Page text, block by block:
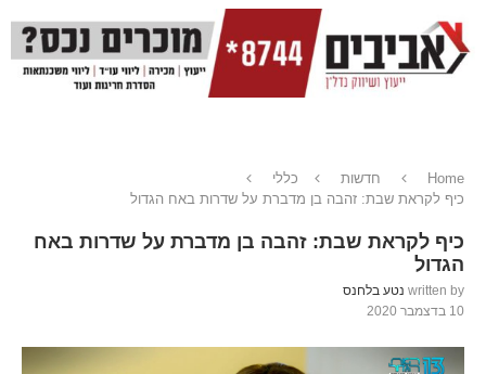
Home חדשות
כללי
כיף לקראת שבת: זהבה בן מדברת על שדרות באח הגדול
כיף לקראת שבת: זהבה בן מדברת על שדרות באח
הגדול
written by נטע בלחנס
10 בדצמבר 2020